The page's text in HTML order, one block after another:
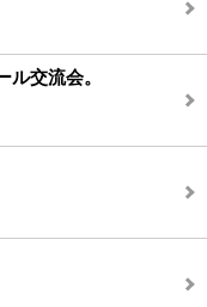
交流会。